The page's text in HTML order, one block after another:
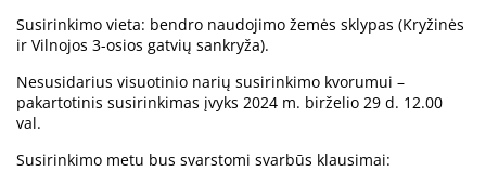
Susirinkimo vieta: bendro naudojimo žemės sklypas (Kryžinės
ir Vilnojos 3-osios gatvių sankryža).
Nesusidarius visuotinio narių susirinkimo kvorumui –
pakartotinis susirinkimas įvyks 2024 m. birželio 29 d. 12.00
val.
Susirinkimo metu bus svarstomi svarbūs klausimai: